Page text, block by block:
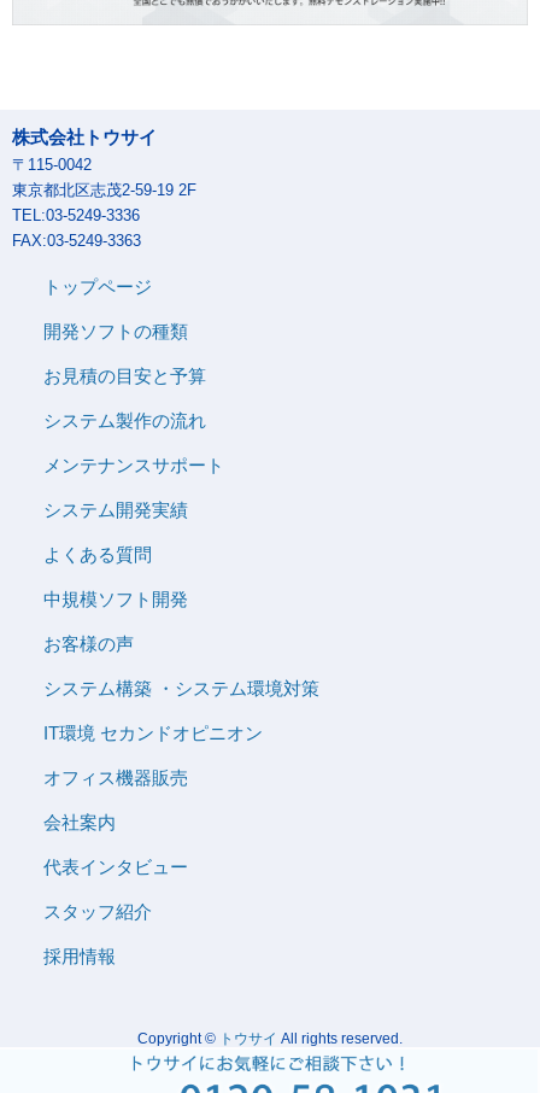
株式会社トウサイ
〒115-0042
東京都北区志茂2-59-19 2F
TEL:03-5249-3336
FAX:03-5249-3363
トップページ
開発ソフトの種類
お見積の目安と予算
システム製作の流れ
メンテナンスサポート
システム開発実績
よくある質問
中規模ソフト開発
お客様の声
システム構築 ・システム環境対策
IT環境 セカンドオピニオン
オフィス機器販売
会社案内
代表インタビュー
スタッフ紹介
採用情報
Copyright © トウサイ All rights reserved.